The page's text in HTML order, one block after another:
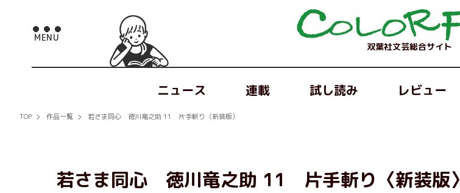
双葉社文芸総合サイト
ニュース 連載 試し読み レビュー
TOP 作品一覧 若さま同心 徳川竜之助 11 片手斬り〈新装版〉
若さま同心 徳川竜之助 11 片手斬り〈新装版〉